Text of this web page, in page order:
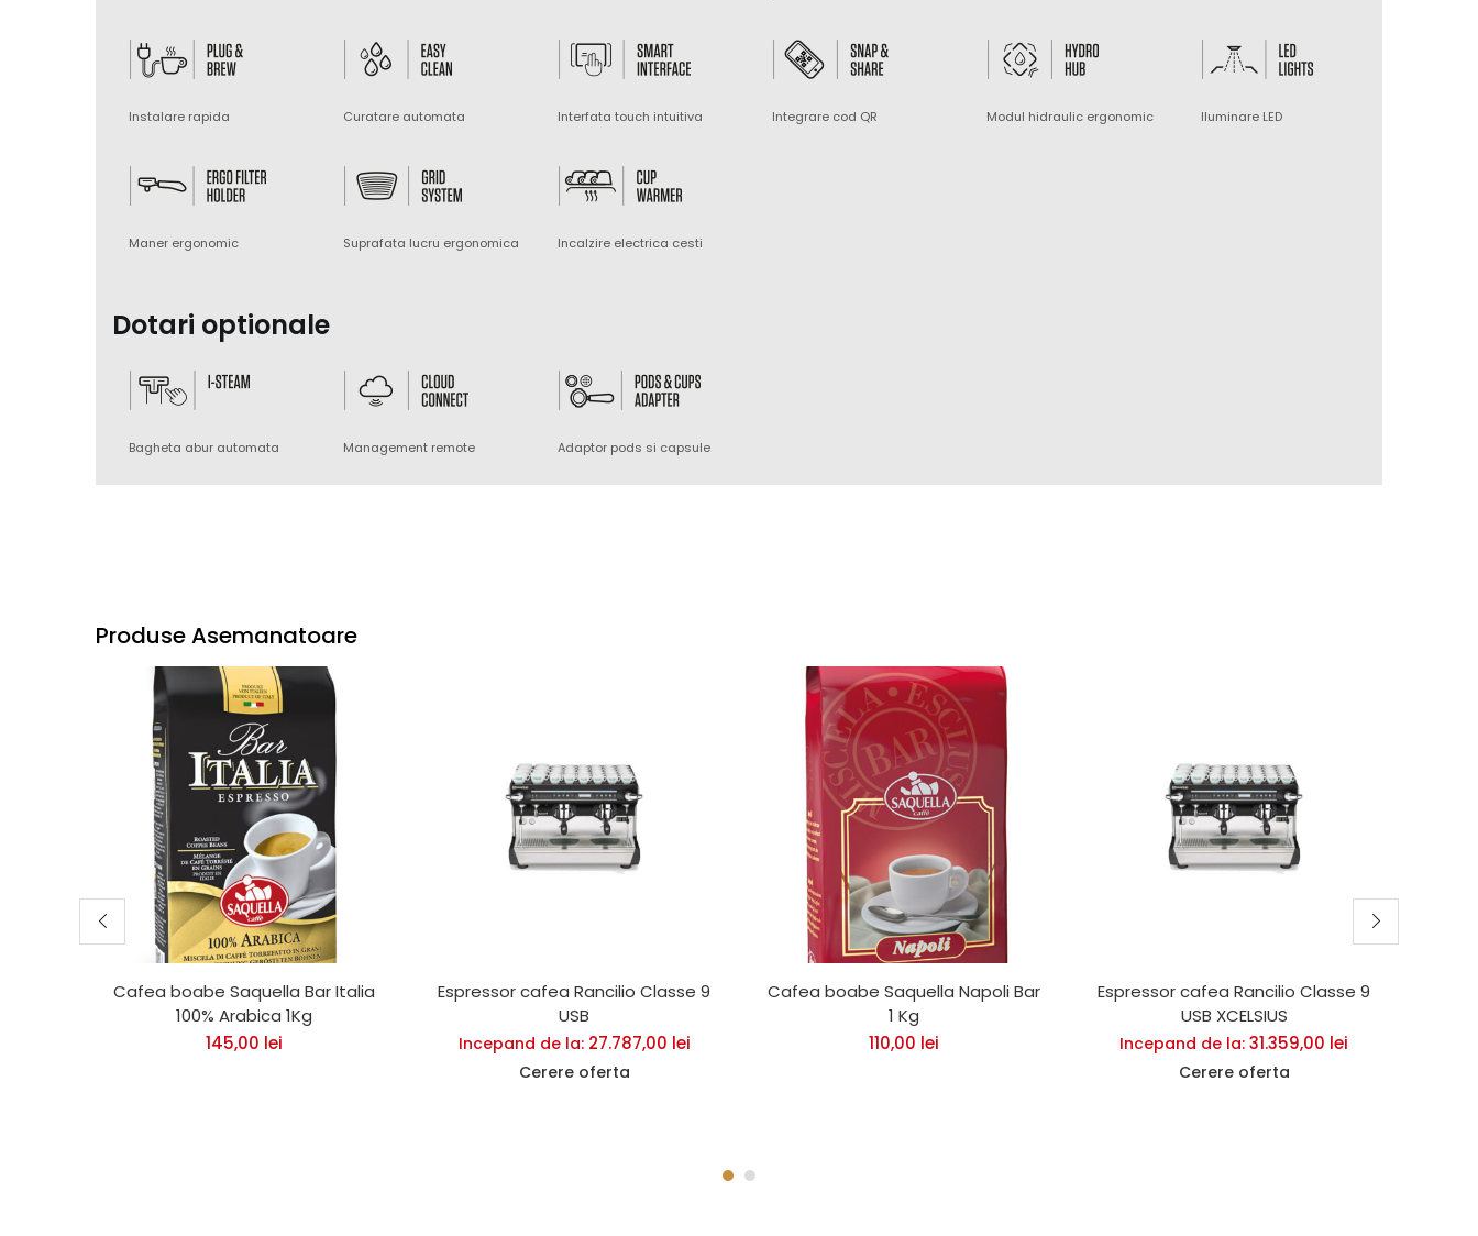
Instalare rapida Curatare automata Interfata touch intuitiva Integrare cod QR Modul hidraulic ergonomic Iluminare LED
Maner ergonomic Suprafata lucru ergonomica Incalzire electrica cesti
Dotari optionale
Bagheta abur automata Management remote Adaptor pods si capsule
Produse Asemanatoare
Cafea boabe Saquella Bar Italia
100% Arabica 1Kg
145,00 lei
Espressor cafea Rancilio Classe 9
USB
Incepand de la: 27.787,00 lei
Cerere oferta
Cafea boabe Saquella Napoli Bar
1 Kg
110,00 lei
Espressor cafea Rancilio Classe 9
USB XCELSIUS
Incepand de la: 31.359,00 lei
Cerere oferta